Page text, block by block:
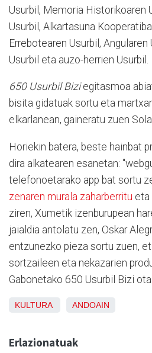
Usurbil, Memoria Historikoaren
Usurbil, Alkartasuna
Errebotearen Usurbil, Angularen
Usurbil eta auzo-herrien Usurbil.
650 Usurbil Biziegitasmoa
bisita gidatuak sortu eta
elkarlanean, gaineratu zuen
Horiekin batera, beste hainbat
dira alkatearen esanetan:
telefonoetarako app bat sortu
zenaren murala zaharberritu eta
ziren, Xumetik izenburupean
jaialdia antolatu zen, Oskar
entzunezko pieza sortu zuen,
sortzaileen eta nekazarien
Gabonetako 650 Usurbil Bizi
KULTURA ANDOAIN
Erlazionatuak